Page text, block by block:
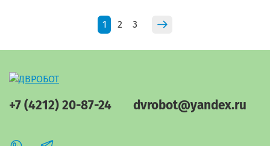
1 2 3
+7 (4212) 20-87-24 dvrobot@yandex.ru